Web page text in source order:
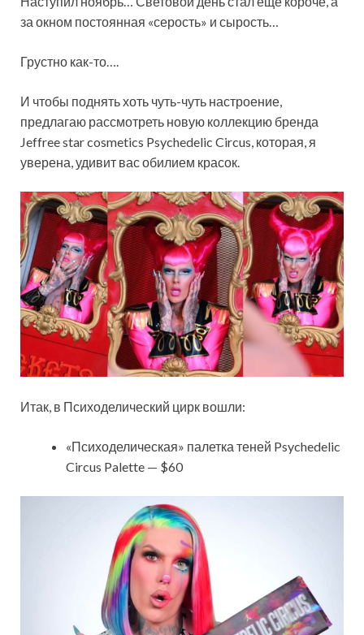
за окном постоянная «серость» и сырость…
Грустно как-то….
И чтобы поднять хоть чуть-чуть настроение,
предлагаю рассмотреть новую коллекцию бренда
Jeffree star cosmetics Psychedelic Circus, которая, я
уверена, удивит вас обилием красок.
Итак, в Психоделический цирк вошли:
«Психоделическая» палетка теней Psychedelic
Circus Palette — $60